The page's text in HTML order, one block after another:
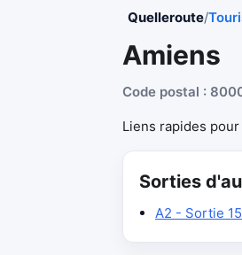
Quelleroute/
Amiens
Code postal :
Liens rapides
Sorties
A2 - Sortie